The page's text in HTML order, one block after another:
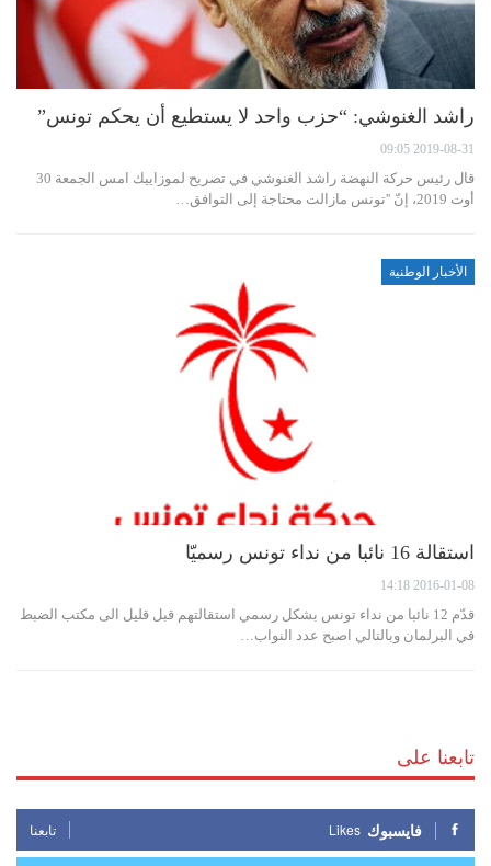
راشد الغنوشي: “حزب واحد لا يستطيع أن يحكم تونس”
2019-08-31 09:05
قال رئيس حركة النهضة راشد الغنوشي في تصريح لموزاييك امس الجمعة 30
أوت 2019، إنّ ''تونس مازالت محتاجة إلى التوافق…
الأخبار الوطنية
استقالة 16 نائبا من نداء تونس رسميّا
2016-01-08 14:18
قدّم 12 نائبا من نداء تونس بشكل رسمي استقالتهم قبل قليل الى مكتب الضبط
في البرلمان وبالتالي اصبح عدد النواب…
تابعنا على
فايسبوك Likes تابعنا